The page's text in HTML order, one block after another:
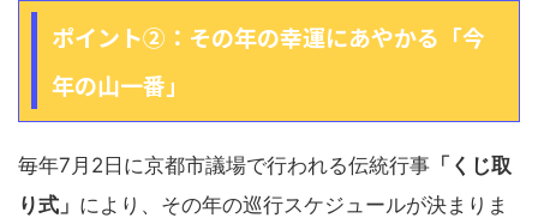
ポイント②：その年の幸運にあやかる「今
年の山一番」
毎年7月2日に京都市議場で行われる伝統行事 「くじ取
り式」 により、その年の巡行スケジュールが決まりま